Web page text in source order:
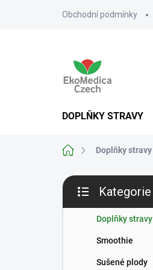
Obchodní podmínky
DOPLŇKY STRAVY
Domů Doplňky stravy
P
s
kategorie
Kategorie
Doplňky stravy
Smoothie
Sušené plody